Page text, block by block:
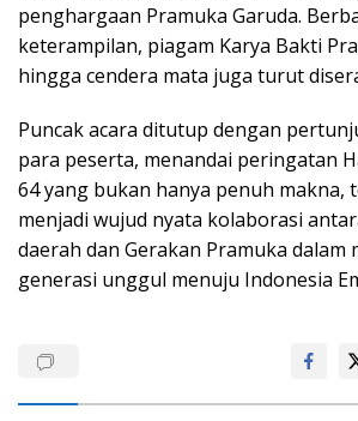
penghargaan Pramuka Garuda.
keterampilan, piagam Karya Bakti
hingga cendera mata juga turut
Puncak acara ditutup dengan
para peserta, menandai peringatan
64 yang bukan hanya penuh makna,
menjadi wujud nyata kolaborasi
daerah dan Gerakan Pramuka dalam
generasi unggul menuju Indonesia